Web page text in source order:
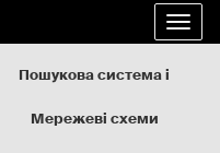
Пошукова система і
Мережеві схеми